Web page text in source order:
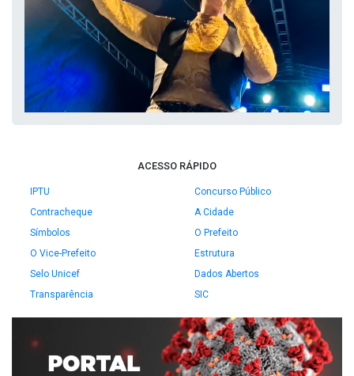
ACESSO RÁPIDO
IPTU
Concurso Público
Contracheque
A Cidade
Símbolos
O Prefeito
O Vice-Prefeito
Estrutura
Selo Unicef
Dados Abertos
Transparência
SIC